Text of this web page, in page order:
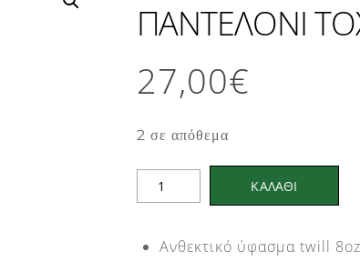
ΠΑΝΤΕΛΟΝΙ
27,00€
2 σε απόθεμα
ΠΑΝΤΕΛΟΝΙ
TOXOTIS
ποσότητα
ΚΑΛΑΘΙ
Ανθεκτικό ύφασμα twill